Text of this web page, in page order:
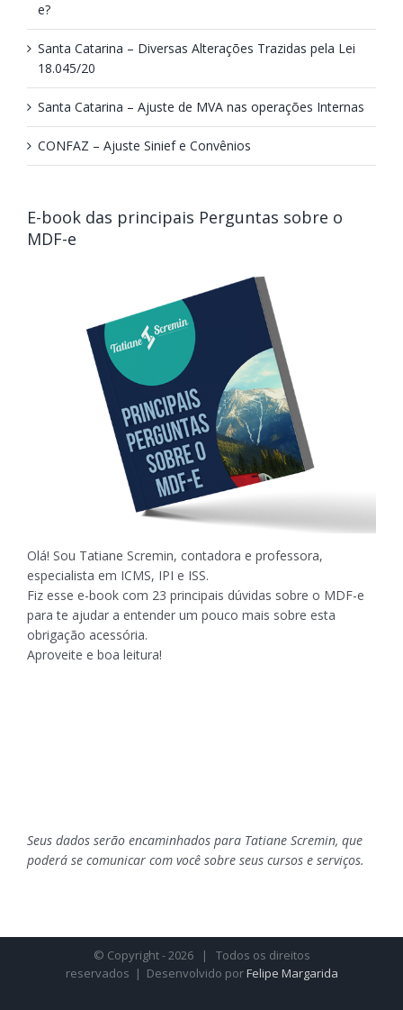
e?
Santa Catarina – Diversas Alterações Trazidas pela Lei
18.045/20
Santa Catarina – Ajuste de MVA nas operações Internas
CONFAZ – Ajuste Sinief e Convênios
E-book das principais Perguntas sobre o
MDF-e
Olá! Sou Tatiane Scremin, contadora e professora,
especialista em ICMS, IPI e ISS.
Fiz esse e-book com 23 principais dúvidas sobre o MDF-e
para te ajudar a entender um pouco mais sobre esta
obrigação acessória.
Aproveite e boa leitura!
Seus dados serão encaminhados para Tatiane Scremin, que
poderá se comunicar com você sobre seus cursos e serviços.
© Copyright -2026 | Todos os direitos
reservados | Desenvolvido porFelipe Margarida